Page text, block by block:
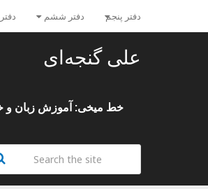
دفتر پنجم دفتر ششم
علی گنجه‌ای
خط میخی: آموزش زبان و